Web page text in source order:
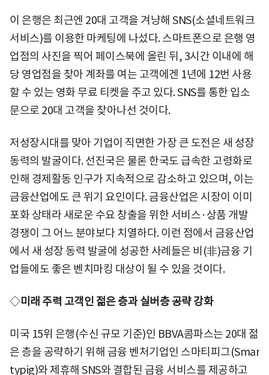
이 은행은 최근엔 20대 고객을 겨냥해 SNS(소셜네트워크
서비스)를 이용한 마케팅에 나섰다. 스마트폰으로 은행 영
업점의 사진을 찍어 페이스북에 올린 뒤, 3시간 이내에 해
당 영업점을 찾아 계좌를 여는 고객에겐 1년에 12번 사용
할 수 있는 영화 무료 티켓을 주고 있다. SNS를 통한 입소
문으로 20대 고객을 찾아나선 것이다.
저성장시대를 맞아 기업이 직면한 가장 큰 도전은 새 성장
동력의 발굴이다. 선진국은 물론 한국도 급속한 고령화로
인해 경제활동 인구가 지속적으로 감소하고 있으며, 이는
금융산업에도 큰 위기 요인이다. 금융산업은 시장이 이미
포화 상태라 새로운 수요 창출을 위한 서비스·상품 개발
경쟁이 그 어느 분야보다 치열하다. 이런 점에서 금융산업
에서 새 성장 동력 발굴에 성공한 사례들은 비(非)금융 기
업들에도 좋은 벤치마킹 대상이 될 수 있을 것이다.
◇미래 주력 고객인 젊은 층과 실버층 공략 강화
미국 15위 은행(수신 규모 기준)인 BBVA콤파스는 20대 젊
은 층을 공략하기 위해 금융 벤처기업인 스마티피그(Smar
typig)와 제휴해 SNS와 결합된 금융 서비스를 제공하고